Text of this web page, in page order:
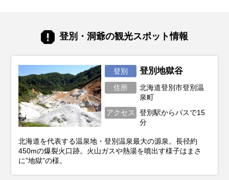
届けします。あなただけの特別な北海道旅
行を実現するためのヒントを見つけて、最
登別・洞爺の観光スポット情報
登別 登別地獄谷
住所
北海道登別市登別温
泉町
アクセス
登別駅からバスで15
分
北海道を代表する温泉地・登別温泉最大の源泉。長径約
450mの爆裂火口跡。火山ガスや熱湯を噴出す様子はまさ
に”地獄”の様。